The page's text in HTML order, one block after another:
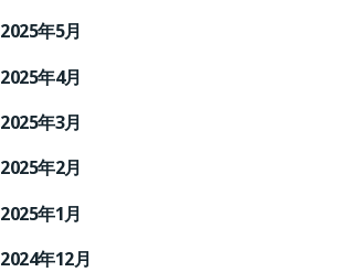
2025年5月
2025年4月
2025年3月
2025年2月
2025年1月
2024年12月